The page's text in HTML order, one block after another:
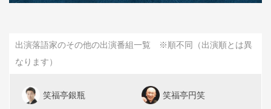
出演落語家のその他の出演番組一覧 ※順不同（出演順とは異
なります）
笑福亭銀瓶 笑福亭円笑